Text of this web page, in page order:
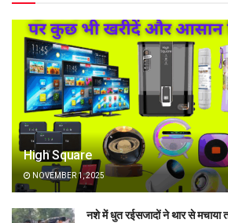
High Square
NOVEMBER 1, 2025
नशे में धुत रईसजादों ने थार से मचाया